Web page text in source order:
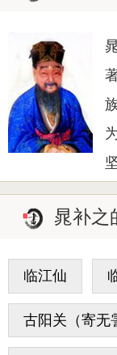
晁补之
临江仙
古阳关（寄无